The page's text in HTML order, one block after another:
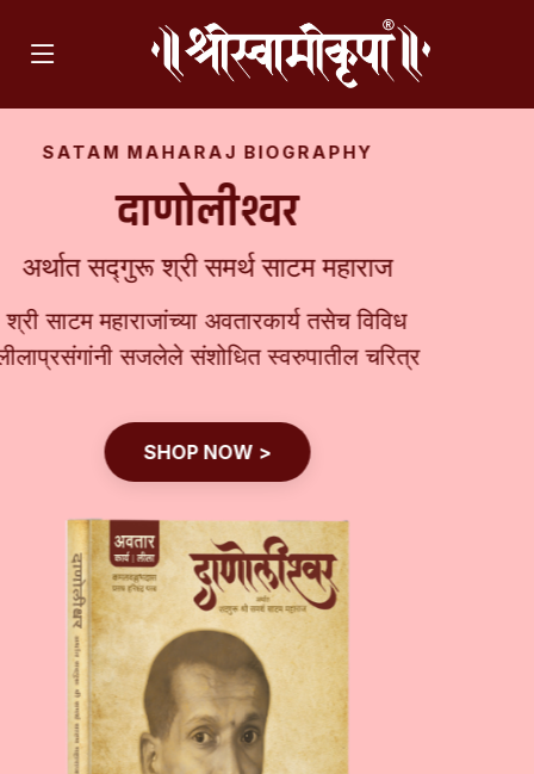
PICTURE BIOGRAPHY
।। माऊली ।।
श्रीगजानन महाराज
श्रीगजानन महाराजांच्या वैविध्यपूर्ण 'भाव'मुद्रा